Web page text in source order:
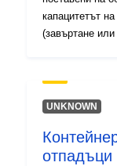
капацитетът
(завъртане или
UNKNOWN
отпадъци